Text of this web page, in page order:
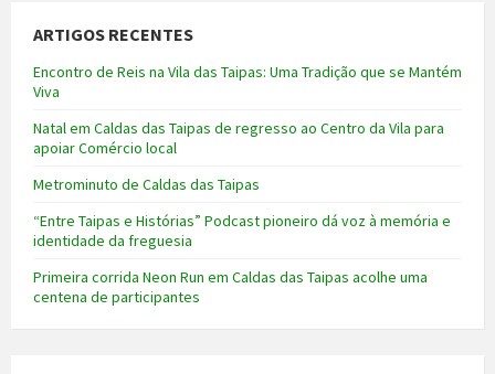
ARTIGOS RECENTES
Encontro de Reis na Vila das Taipas: Uma Tradição que se Mantém
Viva
Natal em Caldas das Taipas de regresso ao Centro da Vila para
apoiar Comércio local
Metrominuto de Caldas das Taipas
“Entre Taipas e Histórias” Podcast pioneiro dá voz à memória e
identidade da freguesia
Primeira corrida Neon Run em Caldas das Taipas acolhe uma
centena de participantes